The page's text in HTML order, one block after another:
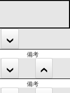
備考
備考